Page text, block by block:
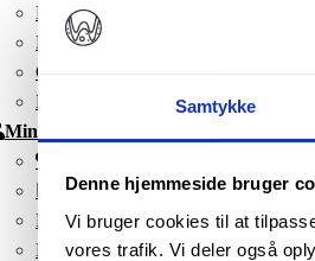
Samtykke
Denne hjemmeside bruger
Vi bruger cookies til at
vores trafik. Vi deler også
Kontakt
FAQ
Om Os
Nyhedsbrev
Min Konto
Mine produkter
Kurv
Kasse